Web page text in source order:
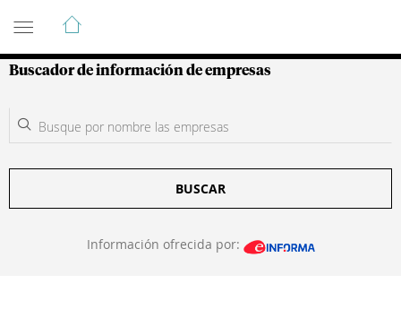
Guía de Empresas Colombianas
Buscador de información de empresas
BUSCAR
Información ofrecida por: